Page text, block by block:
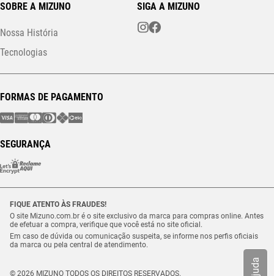
Ajuda
SOBRE A MIZUNO
Nossa História
Tecnologias
SIGA A MIZUNO
FORMAS DE PAGAMENTO
SEGURANÇA
FIQUE ATENTO ÀS FRAUDES!
O site Mizuno.com.br é o site exclusivo da marca para compras online. Antes
de efetuar a compra, verifique que você está no site oficial.
Em caso de dúvida ou comunicação suspeita, se informe nos perfis oficiais
da marca ou pela central de atendimento.
© 2026 MIZUNO TODOS OS DIREITOS RESERVADOS.